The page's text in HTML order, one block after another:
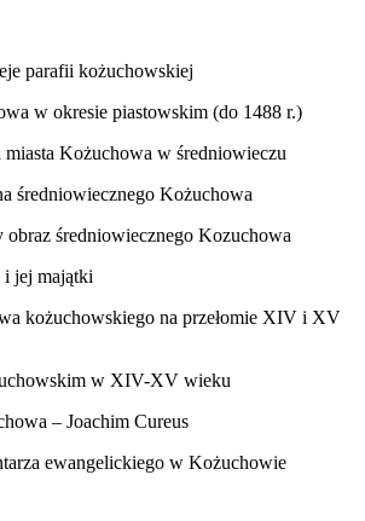
parafii kożuchowskiej
w okresie piastowskim (do 1488 r.)
miasta Kożuchowa w średniowieczu
średniowiecznego Kożuchowa
średniowiecznego Kozuchowa
i jej majątki
kożuchowskiego na przełomie XIV i XV
w XIV-XV wieku
– Joachim Cureus
ewangelickiego w Kożuchowie